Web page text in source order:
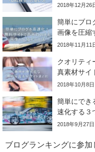
2018年12月26
簡単にブロ
画像を圧縮
2018年11月11
クオリティ
真素材サイ
2018年10月8日
簡単にでき
速化する３
2018年9月27日
ブログランキングに参